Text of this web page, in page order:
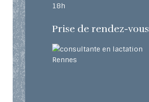
18h
Prise de rendez-vous